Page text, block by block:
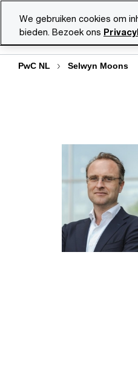
PwC NL Selwyn Moons
We gebruiken cookies om
bieden. Bezoek ons